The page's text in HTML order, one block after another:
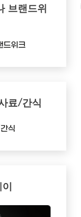
브랜드위
료/간식